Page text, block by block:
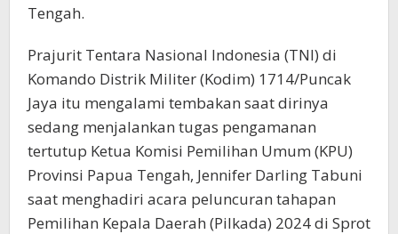
Tengah.
Prajurit Tentara Nasional Indonesia (TNI) di
Komando Distrik Militer (Kodim) 1714/Puncak
Jaya itu mengalami tembakan saat dirinya
sedang menjalankan tugas pengamanan
tertutup Ketua Komisi Pemilihan Umum (KPU)
Provinsi Papua Tengah, Jennifer Darling Tabuni
saat menghadiri acara peluncuran tahapan
Pemilihan Kepala Daerah (Pilkada) 2024 di Sprot